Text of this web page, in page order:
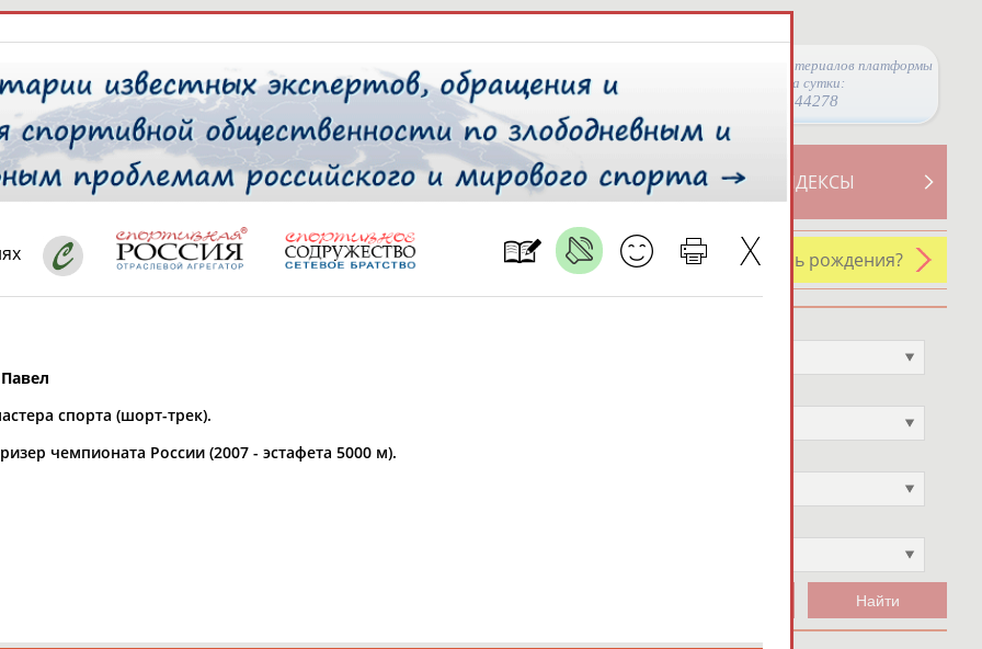
Просмотры материалов платформы
за сутки:
44278
СВОДНЫЕ ИНДЕКСЫ
ТАБЛО АКТИВНОСТИ
РЕСУРСНАЯ ПЛОЩАДКА
У кого сегодня день рождения?
проживания
спорта (шорт-трек).
чемпионата России (2007 - эстафета 5000 м).